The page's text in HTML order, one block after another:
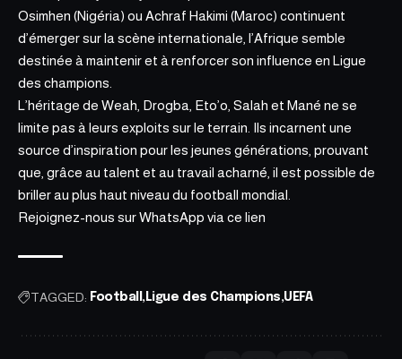
Osimhen (Nigéria) ou Achraf Hakimi (Maroc) continuent
d’émerger sur la scène internationale, l’Afrique semble
destinée à maintenir et à renforcer son influence en Ligue
des champions.
L’héritage de Weah, Drogba, Eto’o, Salah et Mané ne se
limite pas à leurs exploits sur le terrain. Ils incarnent une
source d’inspiration pour les jeunes générations, prouvant
que, grâce au talent et au travail acharné, il est possible de
briller au plus haut niveau du football mondial.
Rejoignez-nous sur WhatsApp via ce lien
TAGGED: Football Ligue des Champions UEFA